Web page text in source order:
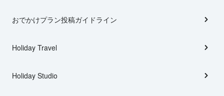
おでかけプラン投稿ガイドライン
Holiday Travel
Holiday Studio